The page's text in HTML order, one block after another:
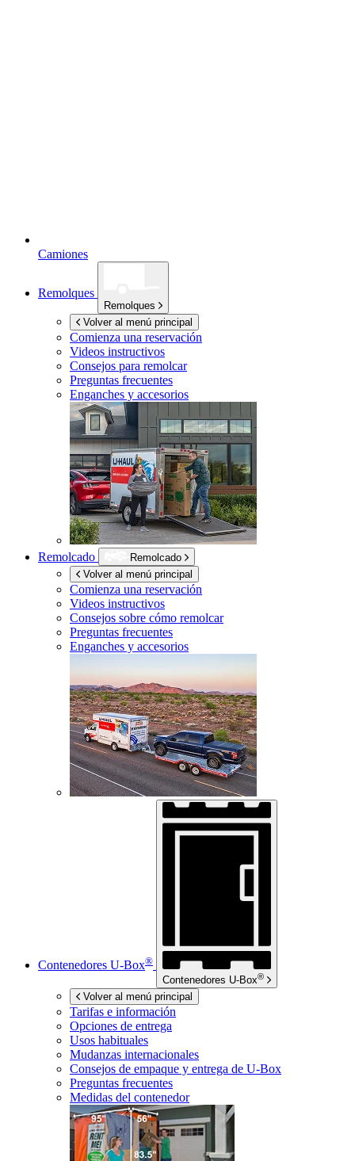
Camiones
Remolques
Remolques
Volver al menú principal
Comienza una reservación
Videos instructivos
Consejos para remolcar
Preguntas frecuentes
Enganches y accesorios
Remolcado
Remolcado
Volver al menú principal
Comienza una reservación
Videos instructivos
Consejos sobre cómo remolcar
Preguntas frecuentes
Enganches y accesorios
Contenedores U-Box®
Contenedores U-Box®
Volver al menú principal
Tarifas e información
Opciones de entrega
Usos habituales
Mudanzas internacionales
Consejos de empaque y entrega de U-Box
Preguntas frecuentes
Medidas del contenedor